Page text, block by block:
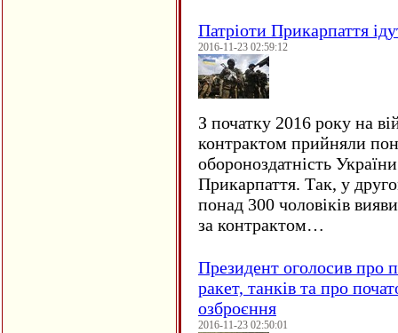
Патріоти Прикарпаття
2016-11-23 02:59:12
З початку 2016 року на
контрактом прийняли
обороноздатність
Прикарпаття. Так, у
понад 300 чоловіків
за контрактом…
Президент оголосив про
ракет, танків та про
озброєння
2016-11-23 02:50:01